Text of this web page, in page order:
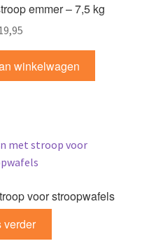
emmer – 7,5 kg
winkelwagen
voor stroopwafels
verder